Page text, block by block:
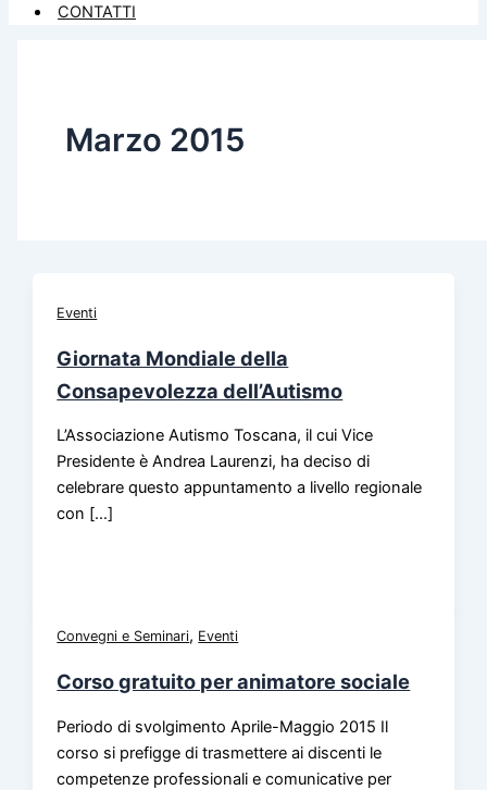
CONTATTI
Marzo 2015
Eventi
Giornata Mondiale della
Consapevolezza dell’Autismo
L’Associazione Autismo Toscana, il cui Vice
Presidente è Andrea Laurenzi, ha deciso di
celebrare questo appuntamento a livello regionale
con […]
Convegni e Seminari, Eventi
Corso gratuito per animatore sociale
Periodo di svolgimento Aprile-Maggio 2015 Il
corso si prefigge di trasmettere ai discenti le
competenze professionali e comunicative per